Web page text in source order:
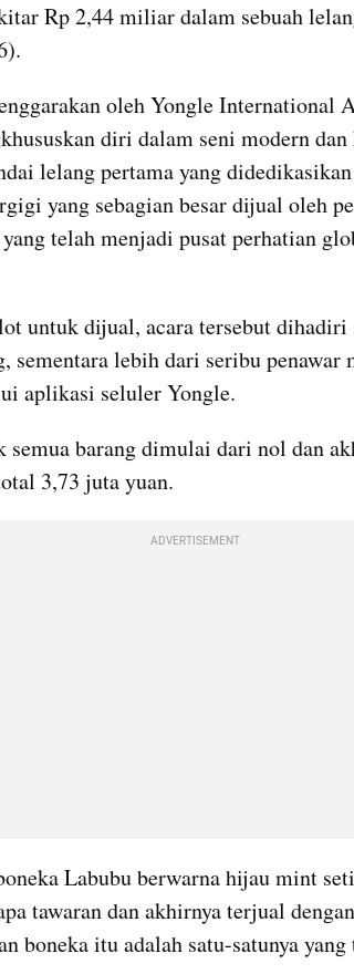
Rp 2,44 miliar dalam sebuah
oleh Yongle International
diri dalam seni modern
lelang pertama yang
yang sebagian besar dijual oleh
telah menjadi pusat perhatian
untuk dijual, acara tersebut dihadiri
sementara lebih dari seribu penawar
aplikasi seluler Yongle.
semua barang dimulai dari nol dan
3,73 juta yuan.
ADVERTISEMENT
Labubu berwarna hijau mint
tawaran dan akhirnya terjual
boneka itu adalah satu-satunya